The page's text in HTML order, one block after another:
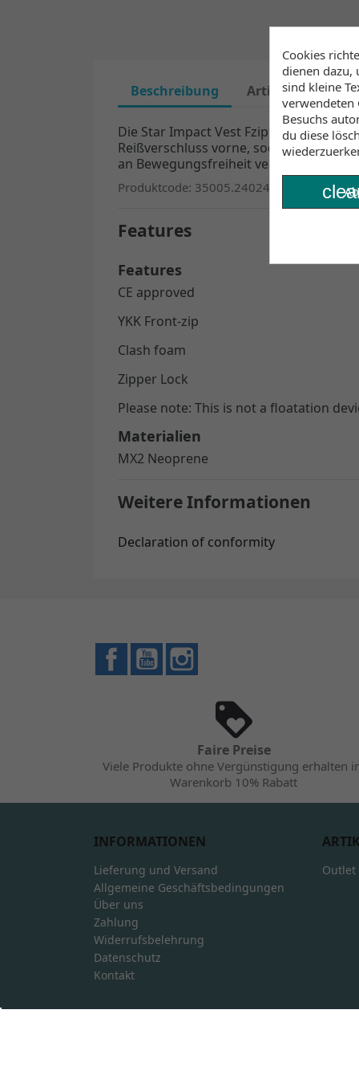
Beschreibung Artikeldetails
Die Star Impact Vest Fzip Wake ist für
Reißverschluss vorne, sodass man sie
an Bewegungsfreiheit verliert.
Produktcode: 35005.240245
Features
Features
CE approved
YKK Front-zip
Clash foam
Zipper Lock
Please note: This is not a floatation
Materialien
MX2 Neoprene
Weitere Informationen
Declaration of conformity
FacebookYouTube
Faire Preise
Viele Produkte ohne Vergünstigung erhalten
Warenkorb 10% Rabatt
INFORMATIONEN
Lieferung und Versand
Allgemeine Geschäftsbedingungen
Über uns
Zahlung
Widerrufsbelehrung
Datenschutz
Kontakt
Outlet
Cookies
dienen dazu,
sind kleine
verwendeten
Besuchs
du diese